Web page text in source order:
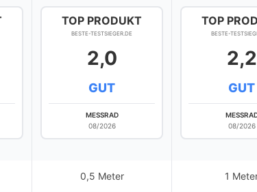
TOP PRODUKT
BESTE-TESTSIEGER.DE
2,0
GUT
MESSRAD
08/2026
TOP
BESTE-
2,2
GUT
08/2026
0,5 Meter 1